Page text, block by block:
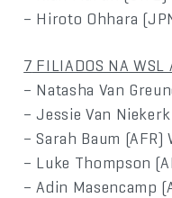
– Hiroto Ohhara
7 FILIADOS NA WSL
– Natasha Van
– Jessie Van Niekerk
– Sarah Baum
– Luke Thompson
– Adin Masencamp